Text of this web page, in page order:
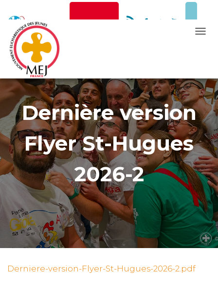
Newsletter
Mentions Légales
G
L
E
N
A
V
G
A
T
I
O
N
Dernière version
Flyer St-Hugues
2026-2
Derniere-version-Flyer-St-Hugues-2026-2.pdf